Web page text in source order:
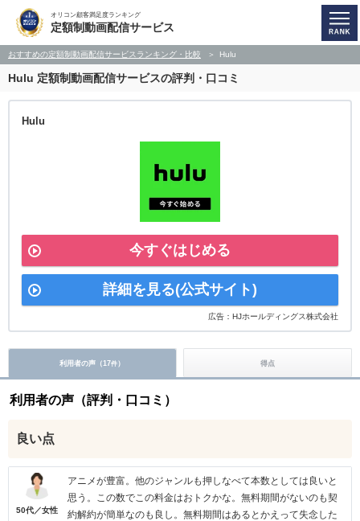
オリコン顧客満足度ランキング
定額制動画配信サービス
おすすめの定額制動画配信サービスランキング・比較 Hulu
Hulu 定額制動画配信サービスの評判・口コミ
Hulu
今すぐはじめる
詳細を見る(公式サイト)
広告：HJホールディングス株式会社
利用者の声（17件） 得点
利用者の声（評判・口コミ）
良い点
50代／女性
アニメが豊富。他のジャンルも押しなべて本数としては良いと
思う。この数でこの料金はおトクかな。無料期間がないのも契
約解約が簡単なのも良し。無料期間はあるとかえって失念した